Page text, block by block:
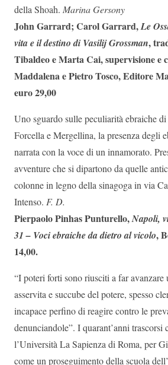
della Shoah. Marina Gersony
John Garrard; Carol Garrard,Le
vita e il destino di Vasilij Grossman,
Tibaldeo e Marta Cai, supervisione e
Maddalena e Pietro Tosco, Editore
euro 29,00
Uno sguardo sulle peculiarità ebraiche
Forcella e Mergellina, la presenza degli
narrata con la voce di un innamorato.
avventure che si dipartono da quelle
colonne in legno della sinagoga in via
Intenso. F. D.
Pierpaolo Pinhas Punturello,Napoli,
31 – Voci ebraiche da dietro al vicolo,
14,00.
“I poteri forti sono riusciti a far avanzare
asservita e succube del potere, spesso
incapace perfino di reagire contro le
denunciandole”. I quarant’anni trascorsi
l’Università La Sapienza di Roma, per
come un proseguimento della scuola